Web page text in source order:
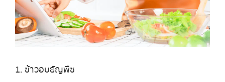
1. ข้าวอบธัญพืช